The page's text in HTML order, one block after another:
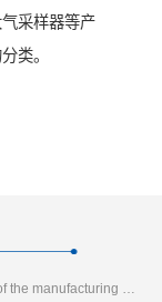
采样器等产
类。